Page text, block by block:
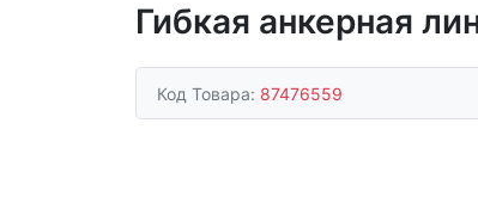
Гибкая анкерная
Код Товара: 87476559